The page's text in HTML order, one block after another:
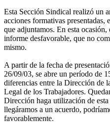
Esta Sección Sindical realizó un
acciones formativas presentadas,
que adjuntamos. En esta
informe desfavorable, que no
mismo.
A partir de la fecha de
26/09/03, se abre un período de
diferencias entre la Dirección de
Legal de los Trabajadores.
Dirección haga utilización de
llegáramos a un acuerdo,
favorablemente.